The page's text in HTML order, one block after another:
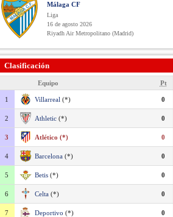
Málaga CF
Liga
16 de agosto 2026
Riyadh Air Metropolitano (Madrid)
Clasificación
Equipo Pt
1 Villarreal (*) 0
2 Athletic (*) 0
3 Atlético (*) 0
4 Barcelona (*) 0
5 Betis (*) 0
6 Celta (*) 0
7 Deportivo (*) 0